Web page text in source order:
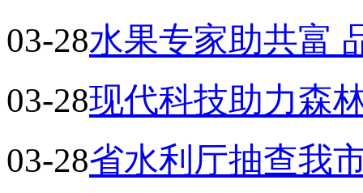
03-28水果专家助共富
03-28现代科技助力森
03-28省水利厅抽查我